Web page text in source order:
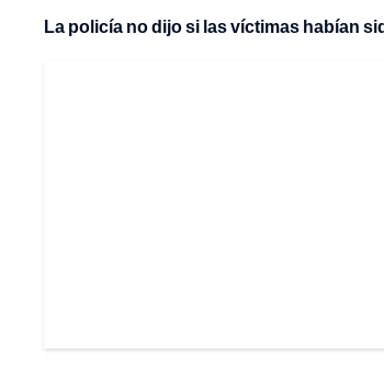
La policía no dijo si las víctimas habían